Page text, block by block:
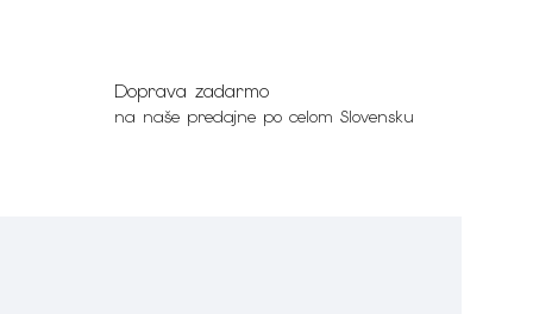
Doprava zadarmo
na naše predajne po celom Slovensku